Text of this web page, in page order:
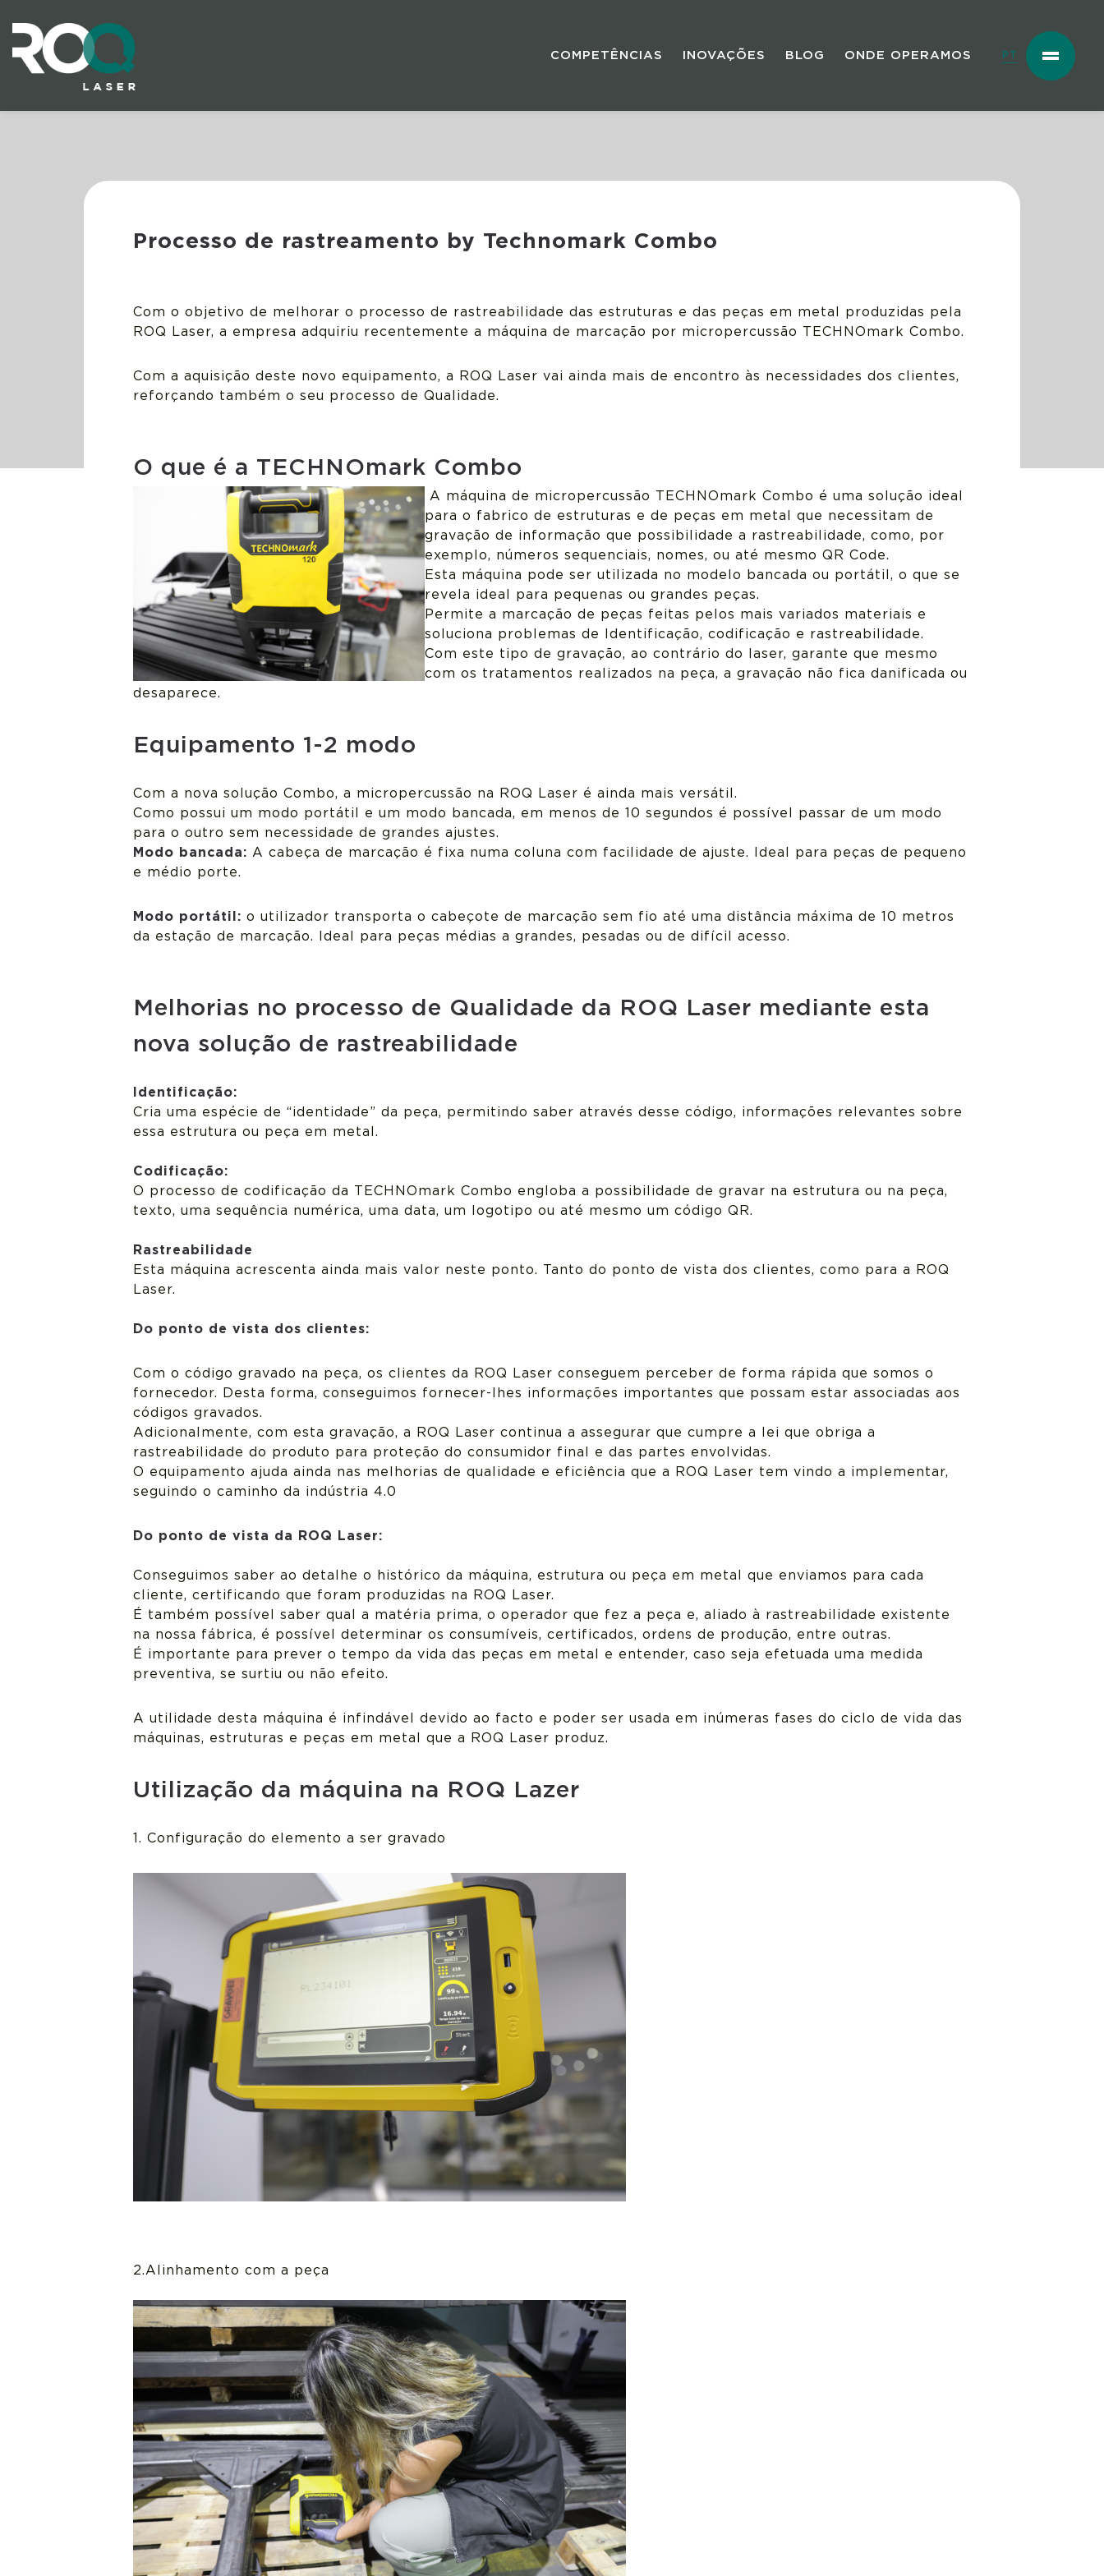
COMPETÊNCIAS INOVAÇÕES BLOG ONDE OPERAMOS PT
Processo de rastreamento by Technomark Combo
Com o objetivo de melhorar o processo de rastreabilidade das estruturas e das peças em metal produzidas pela
ROQ Laser, a empresa adquiriu recentemente a máquina de marcação por micropercussão TECHNOmark Combo.
Com a aquisição deste novo equipamento, a ROQ Laser vai ainda mais de encontro às necessidades dos clientes,
reforçando também o seu processo de Qualidade.
O que é a TECHNOmark Combo
A máquina de micropercussão TECHNOmark Combo é uma solução ideal
para o fabrico de estruturas e de peças em metal que necessitam de
gravação de informação que possibilidade a rastreabilidade, como, por
exemplo, números sequenciais, nomes, ou até mesmo QR Code.
Esta máquina pode ser utilizada no modelo bancada ou portátil, o que se
revela ideal para pequenas ou grandes peças.
Permite a marcação de peças feitas pelos mais variados materiais e
soluciona problemas de Identificação, codificação e rastreabilidade.
Com este tipo de gravação, ao contrário do laser, garante que mesmo
com os tratamentos realizados na peça, a gravação não fica danificada ou
desaparece.
Equipamento 1-2 modo
Com a nova solução Combo, a micropercussão na ROQ Laser é ainda mais versátil.
Como possui um modo portátil e um modo bancada, em menos de 10 segundos é possível passar de um modo
para o outro sem necessidade de grandes ajustes.
Modo bancada: A cabeça de marcação é fixa numa coluna com facilidade de ajuste. Ideal para peças de pequeno
e médio porte.
Modo portátil: o utilizador transporta o cabeçote de marcação sem fio até uma distância máxima de 10 metros
da estação de marcação. Ideal para peças médias a grandes, pesadas ou de difícil acesso.
Melhorias no processo de Qualidade da ROQ Laser mediante esta
nova solução de rastreabilidade
Identificação:
Cria uma espécie de “identidade” da peça, permitindo saber através desse código, informações relevantes sobre
essa estrutura ou peça em metal.
Codificação:
O processo de codificação da TECHNOmark Combo engloba a possibilidade de gravar na estrutura ou na peça,
texto, uma sequência numérica, uma data, um logotipo ou até mesmo um código QR.
Rastreabilidade
Esta máquina acrescenta ainda mais valor neste ponto. Tanto do ponto de vista dos clientes, como para a ROQ
Laser.
Do ponto de vista dos clientes:
Com o código gravado na peça, os clientes da ROQ Laser conseguem perceber de forma rápida que somos o
fornecedor. Desta forma, conseguimos fornecer-lhes informações importantes que possam estar associadas aos
códigos gravados.
Adicionalmente, com esta gravação, a ROQ Laser continua a assegurar que cumpre a lei que obriga a
rastreabilidade do produto para proteção do consumidor final e das partes envolvidas.
O equipamento ajuda ainda nas melhorias de qualidade e eficiência que a ROQ Laser tem vindo a implementar,
seguindo o caminho da indústria 4.0
Do ponto de vista da ROQ Laser:
Conseguimos saber ao detalhe o histórico da máquina, estrutura ou peça em metal que enviamos para cada
cliente, certificando que foram produzidas na ROQ Laser.
É também possível saber qual a matéria prima, o operador que fez a peça e, aliado à rastreabilidade existente
na nossa fábrica, é possível determinar os consumíveis, certificados, ordens de produção, entre outras.
É importante para prever o tempo da vida das peças em metal e entender, caso seja efetuada uma medida
preventiva, se surtiu ou não efeito.
A utilidade desta máquina é infindável devido ao facto e poder ser usada em inúmeras fases do ciclo de vida das
máquinas, estruturas e peças em metal que a ROQ Laser produz.
Utilização da máquina na ROQ Lazer
1. Configuração do elemento a ser gravado
2.Alinhamento com a peça